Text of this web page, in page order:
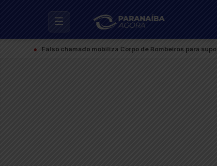
☰
Falso chamado mobiliza Corpo de Bombeiros para suposto